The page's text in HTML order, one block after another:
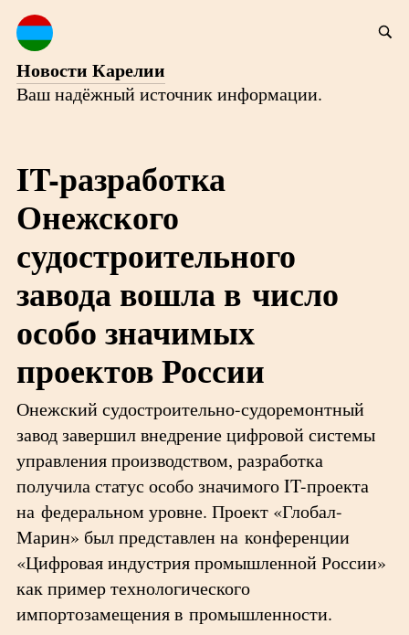
Новости Карелии
Ваш надёжный источник информации.
IT-разработка
Онежского
судостроительного
завода вошла в число
особо значимых
проектов России
Онежский судостроительно-судоремонтный
завод завершил внедрение цифровой системы
управления производством, разработка
получила статус особо значимого IT-проекта
на федеральном уровне. Проект «Глобал-
Марин» был представлен на конференции
«Цифровая индустрия промышленной России»
как пример технологического
импортозамещения в промышленности.